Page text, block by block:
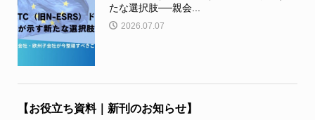
たな選択肢──親会...
2026.07.07
【お役立ち資料｜新刊のお知らせ】